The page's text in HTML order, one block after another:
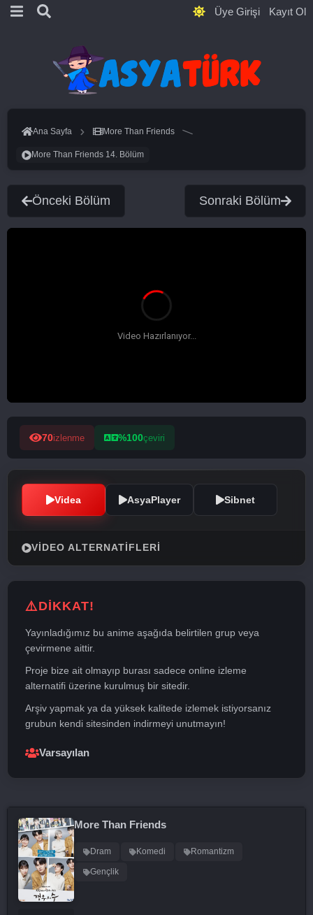
Üye Girişi Kayıt Ol
Ana Sayfa More Than Friends
More Than Friends 14. Bölüm
Önceki Bölüm Sonraki Bölüm
70izlenme %100çeviri
Videa AsyaPlayer Sibnet
VIDEO ALTERNATIFLERI
DİKKAT!
Yayınladığımız bu anime aşağıda belirtilen grup veya
çevirmene aittir.
Proje bize ait olmayıp burası sadece online izleme
alternatifi üzerine kurulmuş bir sitedir.
Arşiv yapmak ya da yüksek kalitede izlemek istiyorsanız
grubun kendi sitesinden indirmeyi unutmayın!
Varsayılan
More Than Friends
Dram Komedi Romantizm
Gençlik